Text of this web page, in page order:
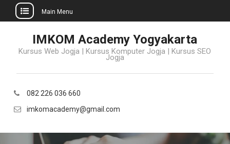
content
Main Menu
IMKOM Academy Yogyakarta
Kursus Web Jogja | Kursus Komputer Jogja | Kursus SEO
Jogja
082 226 036 660
imkomacademy@gmail.com